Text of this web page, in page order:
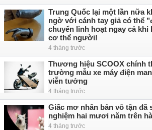
Trung Quốc lại một lần nữa
ngờ với cánh tay giả có thể
chuyển linh hoạt ngay cả
cơ thể người!
4 tháng trước
Thương hiệu SCOOX chính
trường mẫu xe máy điện
viễn tưởng
4 tháng trước
Giấc mơ nhân bản vô tận đã
nghiệm hai mươi năm trên
4 tháng trước